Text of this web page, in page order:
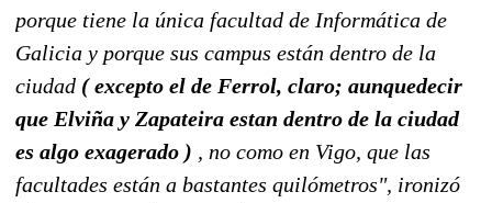
porque tiene la única facultad de Informática de
Galicia y porque sus campus están dentro de la
ciudad ( excepto el de Ferrol, claro; aunquedecir
que Elviña y Zapateira estan dentro de la ciudad
es algo exagerado ) , no como en Vigo, que las
facultades están a bastantes quilómetros", ironizó